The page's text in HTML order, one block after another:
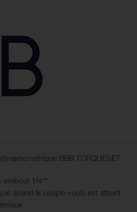
BBB TORQUESET :
1/4""
quand le couple voulu est atteint